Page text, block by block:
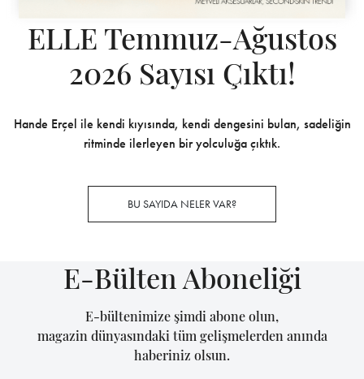
ELLE Temmuz-Ağustos
2026 Sayısı Çıktı!
Hande Erçel ile kendi kıyısında, kendi dengesini bulan, sadeliğin
ritminde ilerleyen bir yolculuğa çıktık.
BU SAYIDA NELER VAR?
E-Bülten Aboneliği
E-bültenimize şimdi abone olun,
magazin dünyasındaki tüm gelişmelerden anında
haberiniz olsun.